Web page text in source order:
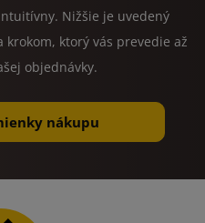
Nižšie je uvedený
ktorý vás prevedie až
objednávky.
nákupu